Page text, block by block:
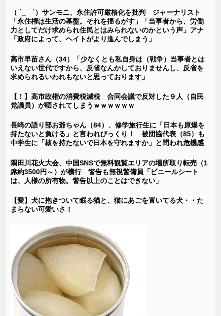
（ ´_ゝ`）サンモニ、永住許可厳格化を批判 ジャーナリスト
「永住権は生活の基盤。それを揺るがす」「当事者から、労働
力としてだけ求められ住民とはみられないのかという声」アナ
「政府によって、ヘイトがより進んでしまう」
高市早苗さん（34）「少なくとも私自身は（戦争）当事者とは
いえない世代ですから、反省なんかしておりませんし、反省を
求められるいわれもないと思っております」
【！】高市政権の消費税減税 合同会議で反対した９人（自民
党議員）が晒されてしまうｗｗｗｗｗｗ
長崎の語り部お爺ちゃん（84）、修学旅行生に「日本も原爆を
持たないと負ける」と言われびっくり！ 被団協代表（85）も
中学生に「核を持たないで日本を守れますか」と問われ危機感
隅田川花火大会、中国SNSで無料観覧エリアの場所取り転売（1
席約3500円～）が横行 警告も無視警備員「ビニールシート
は、人様の所有物。警告以上のことはできない」
【愛】犬に抱きついて眠る猫と、猫にあごを置いてる犬・・た
まらない可愛いさ！